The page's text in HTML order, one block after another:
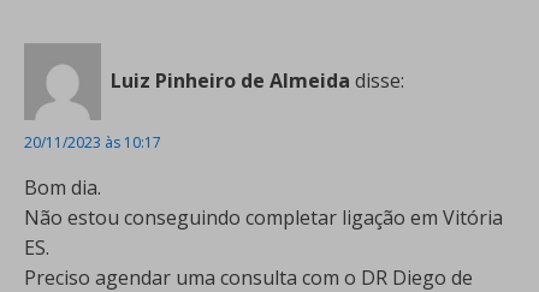
Luiz Pinheiro de Almeida disse:
20/11/2023 às 10:17
Bom dia.
Não estou conseguindo completar ligação em Vitória
ES.
Preciso agendar uma consulta com o DR Diego de